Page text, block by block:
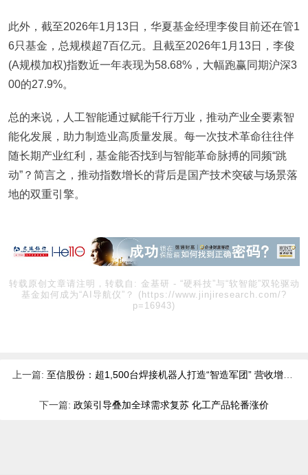
此外，截至2026年1月13日，华夏基金经理李俊目前还在管1
6只基金，总规模超7百亿元。且截至2026年1月13日，李俊
(A规模加权)指数近一年表现为58.68%，大幅跑赢同期沪深3
00的27.9%。
总的来说，人工智能通过赋能千行万业，推动产业全要素智
能化发展，助力制造业高质量发展。每一次技术革命往往伴
随长期产业红利，基金能否找到与智能革命脉搏的同频“跳
动”？简言之，推动指数增长的背后是国产技术突破与场景落
地的双重引擎。
转载原创文章请注明，转载自: 金基研 - “硬科技”与“软智能”双轮驱动
基金如何成为“AI导航仪”？ (https://www.jinjiresearch.com/?
p=16943)
上一篇: 至信股份：超1,500台焊接机器人打造“智造军团” 营收增速连年超过20%
下一篇: 政策引导叠加全球需求复苏 化工产品轮番涨价